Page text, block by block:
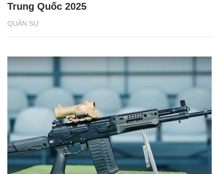
QUÂN SỰ
Trung Quốc 2025